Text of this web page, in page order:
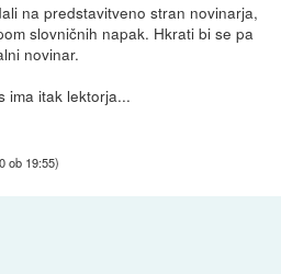
na predstavitveno stran novinarja,
slovničnih napak. Hkrati bi se pa
novinar.
ima itak lektorja...
ob 19:55)